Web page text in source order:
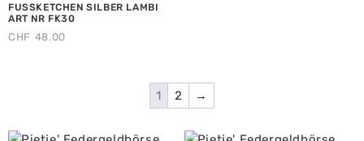
FUSSKETCHEN SILBER LAMBI
ART NR FK30
CHF 48.00
1 2 →